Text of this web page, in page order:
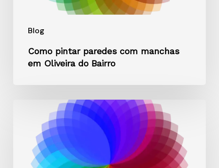
Blog
Como pintar paredes com manchas
em Oliveira do Bairro
adequada
fachadas
expostas